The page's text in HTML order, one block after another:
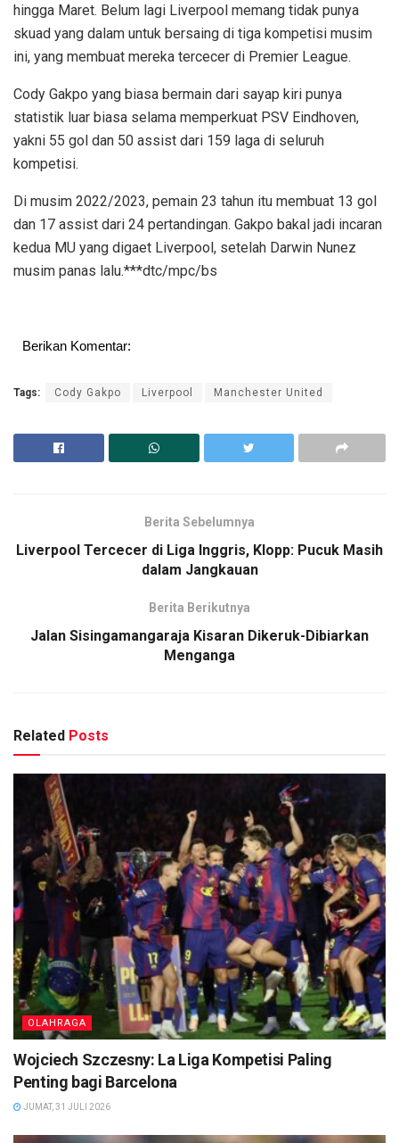
hingga Maret. Belum lagi Liverpool memang tidak punya
skuad yang dalam untuk bersaing di tiga kompetisi musim
ini, yang membuat mereka tercecer di Premier League.
Cody Gakpo yang biasa bermain dari sayap kiri punya
statistik luar biasa selama memperkuat PSV Eindhoven,
yakni 55 gol dan 50 assist dari 159 laga di seluruh
kompetisi.
Di musim 2022/2023, pemain 23 tahun itu membuat 13 gol
dan 17 assist dari 24 pertandingan. Gakpo bakal jadi incaran
kedua MU yang digaet Liverpool, setelah Darwin Nunez
musim panas lalu.***dtc/mpc/bs
Berikan Komentar:
Tags: Cody Gakpo Liverpool Manchester United
Berita Sebelumnya
Liverpool Tercecer di Liga Inggris, Klopp: Pucuk Masih
dalam Jangkauan
Berita Berikutnya
Jalan Sisingamangaraja Kisaran Dikeruk-Dibiarkan
Menganga
Related Posts
OLAHRAGA
Wojciech Szczesny: La Liga Kompetisi Paling
Penting bagi Barcelona
JUMAT, 31 JULI 2026